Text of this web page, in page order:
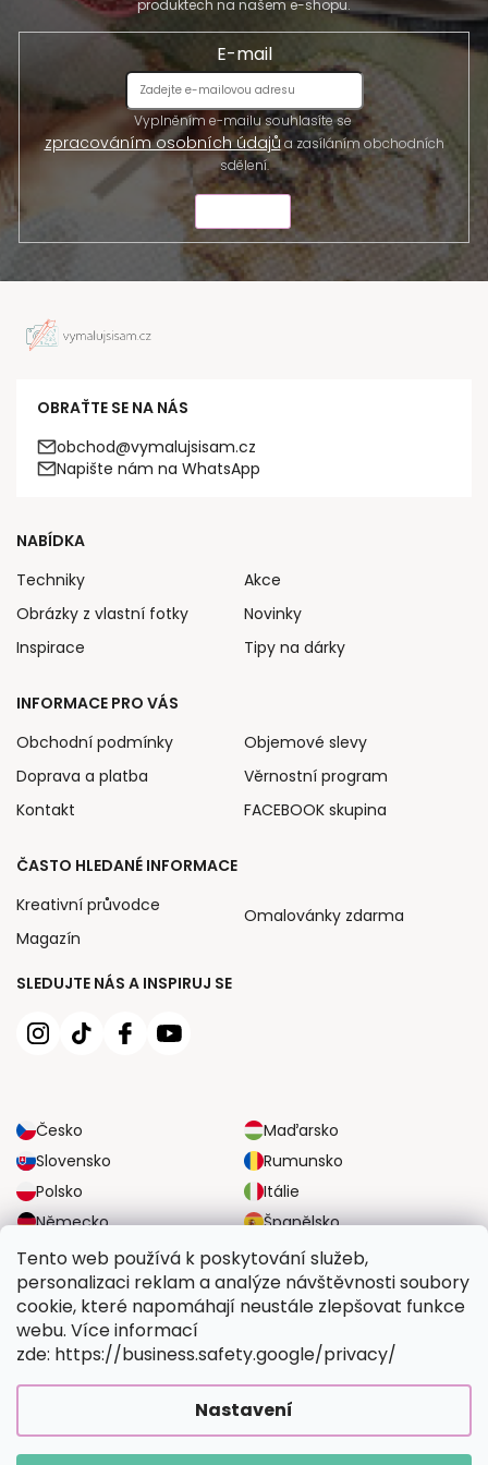
Tento web používá k poskytování služeb,
personalizaci reklam a analýze návštěvnosti soubory
cookie, které napomáhají neustále zlepšovat funkce
webu. Více informací
zde: https://business.safety.google/privacy/
Nastavení
produktech na našem e-shopu.
E-mail
Vyplněním e-mailu souhlasíte se
zpracováním osobních údajůa zasíláním obchodních
sdělení.
OBRAŤTE SE NA NÁS
obchod@vymalujsisam.cz
Napište nám na WhatsApp
SLEDUJTE NÁS A INSPIRUJ SE
Česko
Maďarsko
Slovensko
Rumunsko
Polsko
Itálie
Německo
Španělsko
Velká Británie
Rakousko
NABÍDKA
Techniky
Obrázky z vlastní fotky
Inspirace
Akce
Novinky
Tipy na dárky
INFORMACE PRO VÁS
Obchodní podmínky
Doprava a platba
Kontakt
Objemové slevy
Věrnostní program
FACEBOOK skupina
ČASTO HLEDANÉ INFORMACE
Kreativní průvodce
Magazín
Omalovánky zdarma
SPOLEHLIVÉ MOŽNOSTI DOPRAVY
BEZPEČNÉ MOŽNOSTI PLATBY